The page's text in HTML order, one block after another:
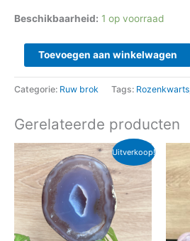
Beschikbaarheid: 1 op voorraad
Toevoegen aan winkelwagen
Categorie: Ruw brok Tags: Rozenkwarts
Gerelateerde producten
Uitverkoop!
Oorspronkelijke
prijs
was:
€ 35,95.
Huidige
prijs
is:
€ 32,50.